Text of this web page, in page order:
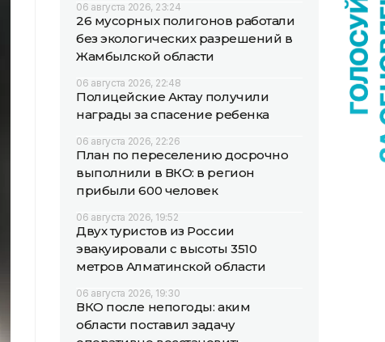
06 августа 2026, 23:24
26 мусорных полигонов работали
без экологических разрешений в
Жамбылской области
06 августа 2026, 22:48
Полицейские Актау получили
награды за спасение ребенка
06 августа 2026, 22:26
План по переселению досрочно
выполнили в ВКО: в регион
прибыли 600 человек
06 августа 2026, 19:52
Двух туристов из России
эвакуировали с высоты 3510
метров Алматинской области
06 августа 2026, 19:30
ВКО после непогоды: аким
области поставил задачу